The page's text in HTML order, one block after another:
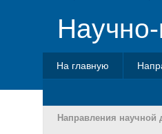
На главную
Направления научной